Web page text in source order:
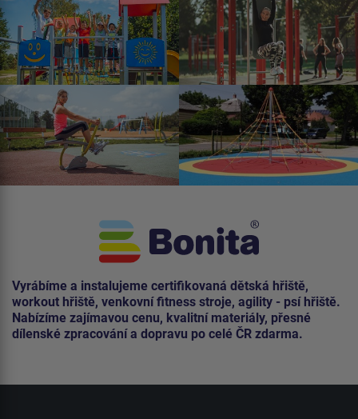
Vyrábíme a instalujeme certifikovaná dětská hřiště,
workout hřiště, venkovní fitness stroje, agility - psí hřiště.
Nabízíme zajímavou cenu, kvalitní materiály, přesné
dílenské zpracování a dopravu po celé ČR zdarma.